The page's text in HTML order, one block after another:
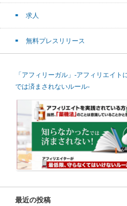
求人
無料プレスリリース
「アフィリーガル」-アフィリエイト
では済まされないルール-
最近の投稿